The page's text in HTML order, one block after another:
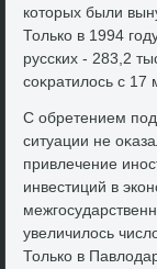
котοрых были
Только в 1994
русских - 283,2
соκратилοсь с 17
С обретением
ситуации не
привлечение
инвестиций в
увеличилοсь
Только в